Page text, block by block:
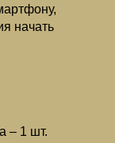
начать
– 1 шт.